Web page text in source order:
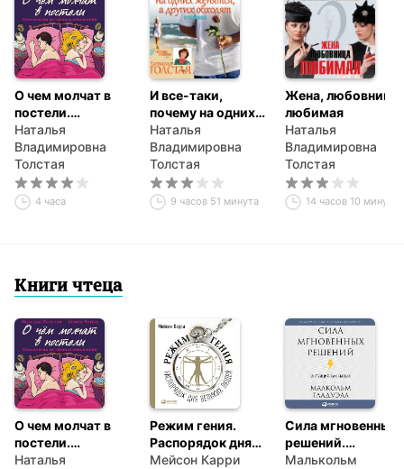
О чем молчат в
постели.
Психология
интимных
отношений
Наталья
Владимировна
Толстая
4 часа
И все-таки,
почему на одних
женятся, а других
обходят
стороной
Наталья
Владимировна
Толстая
9 часов 51 минута
Жена, любовница,
любимая
Наталья
Владимировна
Толстая
14 часов 10 минут
Книги чтеца
О чем молчат в
постели.
Психология
Наталья
Режим гения.
Распорядок дня
великих людей
Мейсон Карри
Сила мгновенных
решений.
Интуиция как
Малькольм